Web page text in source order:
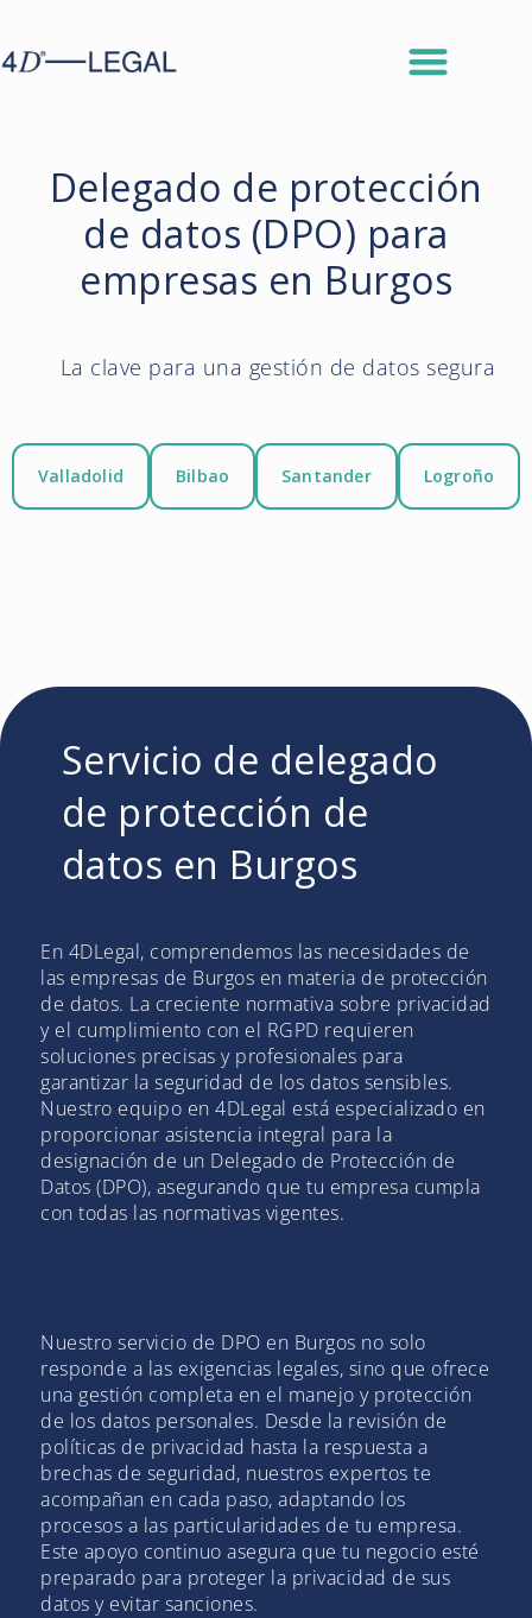
Delegado de protección
de datos (DPO) para
empresas en Burgos
La clave para una gestión de datos segura
Valladolid Bilbao Santander Logroño
Servicio de delegado
de protección de
datos en Burgos
En 4DLegal, comprendemos las necesidades de
las empresas de Burgos en materia de protección
de datos. La creciente normativa sobre privacidad
y el cumplimiento con el RGPD requieren
soluciones precisas y profesionales para
garantizar la seguridad de los datos sensibles.
Nuestro equipo en 4DLegal está especializado en
proporcionar asistencia integral para la
designación de un Delegado de Protección de
Datos (DPO), asegurando que tu empresa cumpla
con todas las normativas vigentes.
Nuestro servicio de DPO en Burgos no solo
responde a las exigencias legales, sino que ofrece
una gestión completa en el manejo y protección
de los datos personales. Desde la revisión de
políticas de privacidad hasta la respuesta a
brechas de seguridad, nuestros expertos te
acompañan en cada paso, adaptando los
procesos a las particularidades de tu empresa.
Este apoyo continuo asegura que tu negocio esté
preparado para proteger la privacidad de sus
datos y evitar sanciones.